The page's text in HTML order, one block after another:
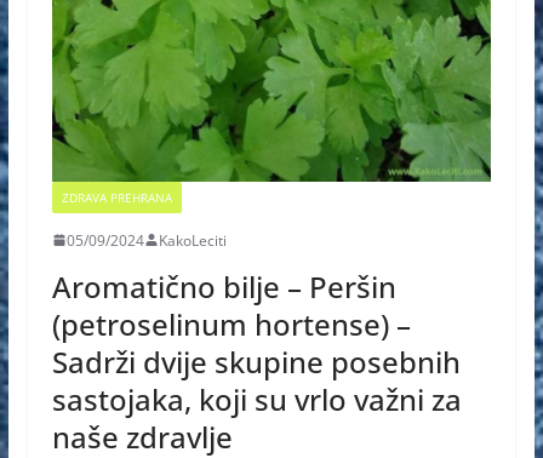
ZDRAVA PREHRANA
05/09/2024 KakoLeciti
Aromatično bilje – Peršin
(petroselinum hortense) –
Sadrži dvije skupine posebnih
sastojaka, koji su vrlo važni za
naše zdravlje